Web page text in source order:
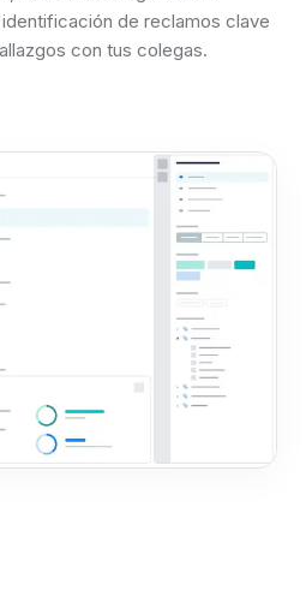
de reclamos clave
con tus colegas.